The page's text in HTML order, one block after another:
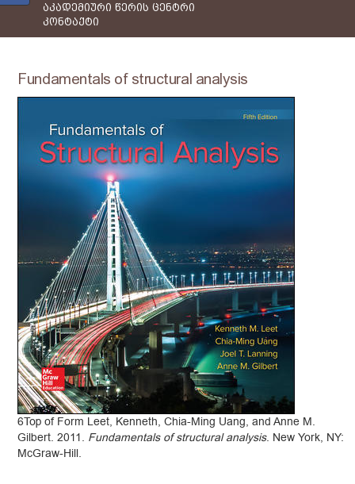
აკადემიური წერის ცენტრი
კონტაქტი
Fundamentals of structural analysis
6Top of Form Leet, Kenneth, Chia-Ming Uang, and Anne M.
Gilbert. 2011. Fundamentals of structural analysis. New York, NY:
McGraw-Hill.